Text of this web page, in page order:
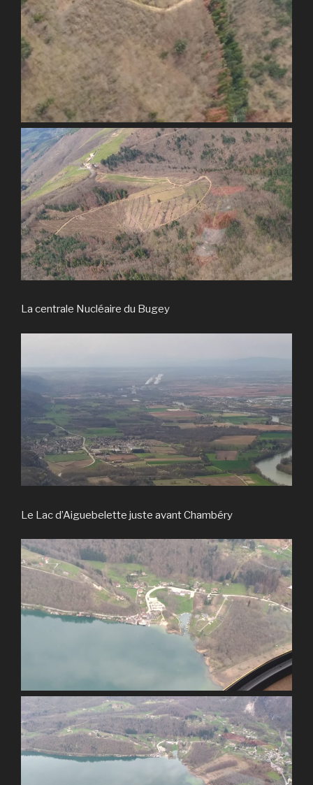
La centrale Nucléaire du Bugey
Le Lac d’Aiguebelette juste avant Chambéry